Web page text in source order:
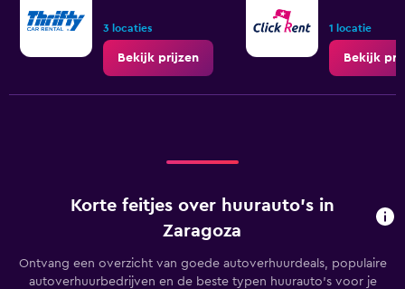
3 locaties
Bekijk prijzen
1 locatie
Bekijk
Korte feitjes over huurauto's in
Zaragoza
Ontvang een overzicht van goede autoverhuurdeals, populaire
autoverhuurbedrijven en de beste typen huurauto's voor je